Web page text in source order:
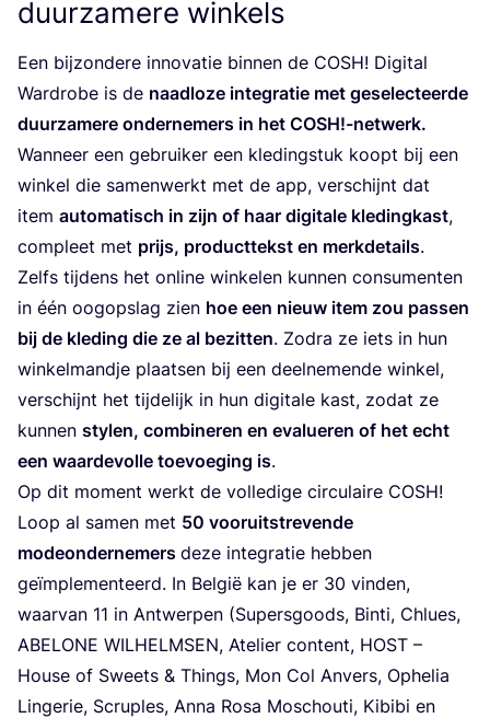
duurzamere winkels
Een bij­zon­de­re inno­va­tie bin­nen de COSH! Digi­tal
Ward­ro­be is de naad­lo­ze inte­gra­tie met gese­lec­teer­de
duur­za­me­re onder­ne­mers in het COSH!-netwerk.
Wan­neer een gebrui­ker een kle­ding­stuk koopt bij een
win­kel die samen­werkt met de app, ver­schijnt dat
item auto­ma­tisch in zijn of haar digi­ta­le kle­ding­kast,
com­pleet met prijs, pro­duct­tekst en merk­de­tails.
Zelfs tij­dens het onli­ne win­ke­len kun­nen con­su­men­ten
in één oog­op­slag zien hoe een nieuw item zou pas­sen
bij de kle­ding die ze al bezit­ten. Zodra ze iets in hun
win­kel­mand­je plaat­sen bij een deel­ne­men­de win­kel,
ver­schijnt het tij­de­lijk in hun digi­ta­le kast, zodat ze
kun­nen sty­len, com­bi­ne­ren en eva­lu­e­ren of het echt
een waar­de­vol­le toe­voe­ging is.
Op dit moment werkt de vol­le­di­ge cir­cu­lai­re COSH!
Loop al samen met 50 voor­uit­stre­ven­de
mode­on­der­ne­mers deze inte­gra­tie heb­ben
geïm­ple­men­teerd. In Bel­gië kan je er 30 vin­den,
waar­van 11 in Ant­wer­pen (Supers­goods, Bin­ti, Chlues,
ABE­LO­NE WIL­HELM­SEN, Ate­lier con­tent, HOST –
Hou­se of Sweets & Things, Mon Col Anvers, Ophe­lia
Lin­ge­rie, Scru­ples, Anna Rosa Moschou­ti, Kibi­bi en